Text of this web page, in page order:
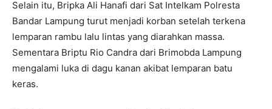
Selain itu, Bripka Ali Hanafi dari Sat Intelkam Polresta
Bandar Lampung turut menjadi korban setelah terkena
lemparan rambu lalu lintas yang diarahkan massa.
Sementara Briptu Rio Candra dari Brimobda Lampung
mengalami luka di dagu kanan akibat lemparan batu
keras.